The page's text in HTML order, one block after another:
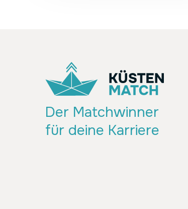
Der Matchwinner
für deine Karriere